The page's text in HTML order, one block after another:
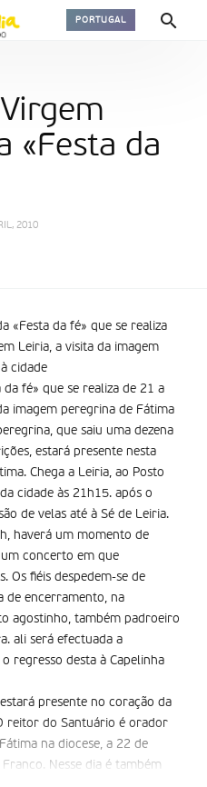
PORTUGAL
«Festa da
2010
«Festa da fé» que se realiza
Leiria, a visita da imagem
cidade
fé» que se realiza de 21 a
imagem peregrina de Fátima
que saiu uma dezena
estará presente nesta
Chega a Leiria, ao Posto
cidade às 21h15. após o
de velas até à Sé de Leiria.
haverá um momento de
concerto em que
Os fiéis despedem-se de
de encerramento, na
agostinho, também padroeiro
ali será efectuada a
regresso desta à Capelinha
presente no coração da
reitor do Santuário é orador
na diocese, a 22 de
Nesse dia é também